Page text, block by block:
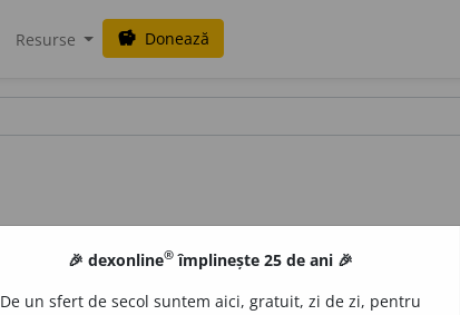
Resurse savings Donează
🎉 dexonline® împlinește 25 de ani 🎉
De un sfert de secol suntem aici, gratuit, zi de zi, pentru